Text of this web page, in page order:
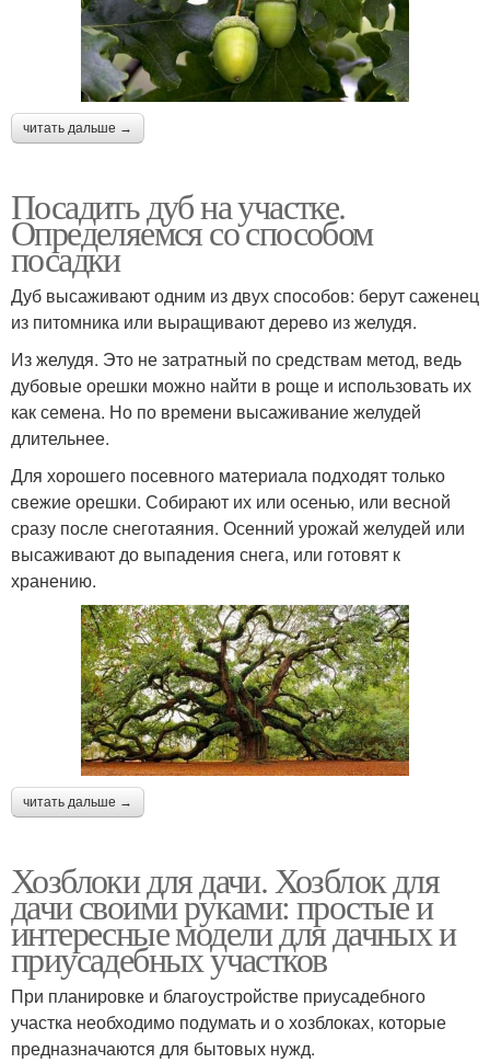
читать дальше →
Посадить дуб на участке.
Определяемся со способом
посадки
Дуб высаживают одним из двух способов: берут саженец
из питомника или выращивают дерево из желудя.
Из желудя. Это не затратный по средствам метод, ведь
дубовые орешки можно найти в роще и использовать их
как семена. Но по времени высаживание желудей
длительнее.
Для хорошего посевного материала подходят только
свежие орешки. Собирают их или осенью, или весной
сразу после снеготаяния. Осенний урожай желудей или
высаживают до выпадения снега, или готовят к
хранению.
читать дальше →
Хозблоки для дачи. Хозблок для
дачи своими руками: простые и
интересные модели для дачных и
приусадебных участков
При планировке и благоустройстве приусадебного
участка необходимо подумать и о хозблоках, которые
предназначаются для бытовых нужд.